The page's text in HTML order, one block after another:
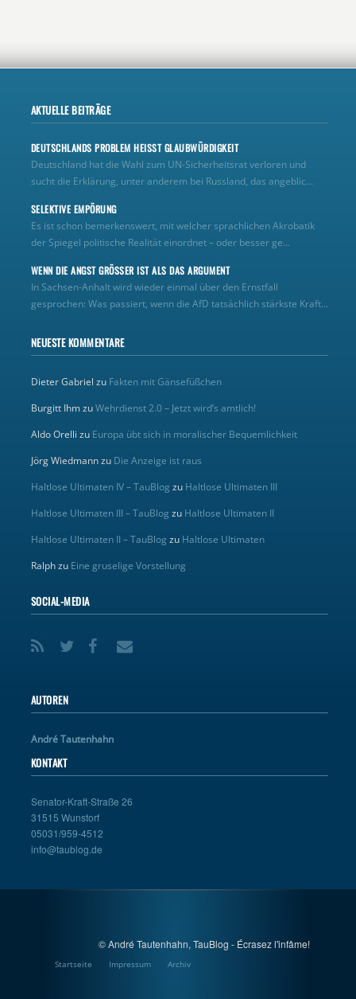
AKTUELLE BEITRÄGE
DEUTSCHLANDS PROBLEM HEISST GLAUBWÜRDIGKEIT
Deutschland hat die Wahl zum UN‑Sicherheitsrat verloren und
sucht die Erklärung, unter anderem bei Russland, das angeblic...
SELEKTIVE EMPÖRUNG
Es ist schon bemerkenswert, mit welcher sprachlichen Akrobatik
der Spiegel politische Realität einordnet – oder besser ge...
WENN DIE ANGST GRÖSSER IST ALS DAS ARGUMENT
In Sachsen-Anhalt wird wieder einmal über den Ernstfall
gesprochen: Was passiert, wenn die AfD tatsächlich stärkste Kraft...
NEUESTE KOMMENTARE
Dieter Gabriel zu Fakten mit Gänsefüßchen
Burgitt IhmzuWehrdienst 2.0 – Jetzt wird’s amtlich!
Aldo Orelli zu Europa übt sich in moralischer Bequemlichkeit
Jörg Wiedmannzu Die Anzeige ist raus
Haltlose Ultimaten IV – TauBlog zu Haltlose Ultimaten III
Haltlose Ultimaten III – TauBlog zu Haltlose Ultimaten II
Haltlose Ultimaten II – TauBlog zu Haltlose Ultimaten
Ralphzu Eine gruselige Vorstellung
SOCIAL-MEDIA
AUTOREN
André Tautenhahn
KONTAKT
Senator-Kraft-Straße 26
31515 Wunstorf
05031/959-4512
info@taublog.de
© André Tautenhahn, TauBlog - Écrasez l'infâme!
Startseite Impressum Archiv